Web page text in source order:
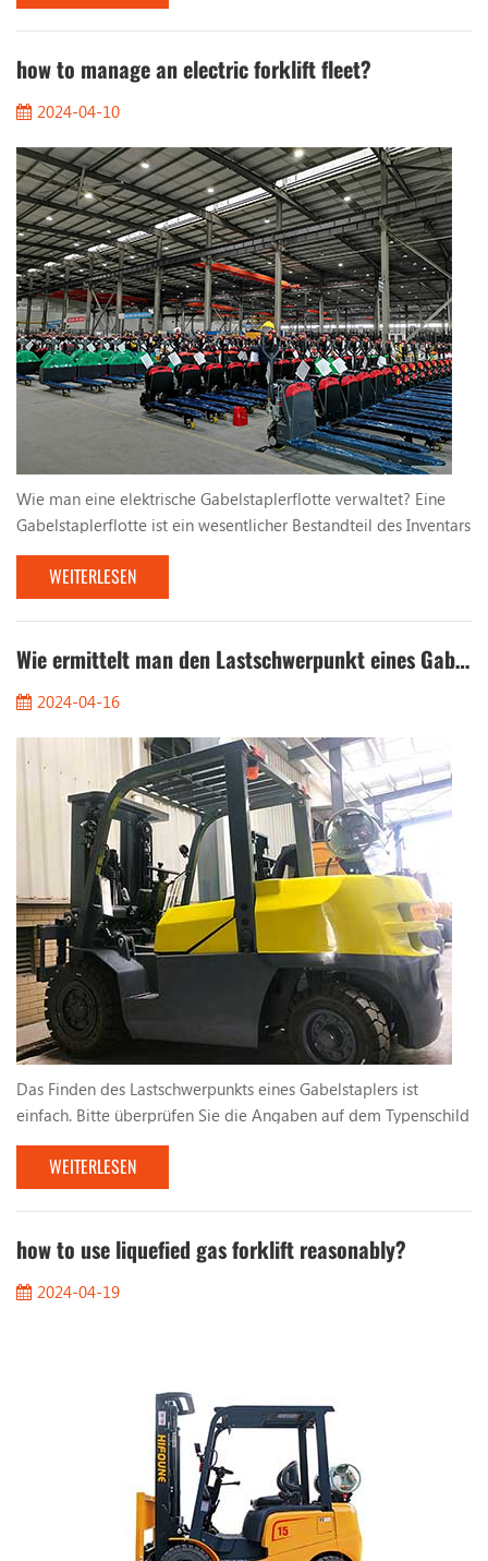
Eigenschaften zu erfüllen und Gegenmaßnahmen zu ergreifen,
um den normalen Betrieb des Gabelstaplers sicherzustellen.
Die spezifischen Maßnahmen sind wie folgt: 1. Zuve...
how to manage an electric forklift fleet?
2024-04-10
Wie man eine elektrische Gabelstaplerflotte verwaltet? Eine
Gabelstaplerflotte ist ein wesentlicher Bestandteil des Inventars
an Vermögenswerten eines Unternehmens, insbesondere
elektrische Gabelstapler. Sie verwenden Blei-Säure-Batterien
oder Lithiumbatterien, die effizienter und umweltfreundlicher
sind als herkömmliche Kraftstoffantriebs-Gabelstapler. Für das
Management ist die Sicherstellung, d...
WEITERLESEN
Wie ermittelt man den Lastschwerpunkt eines Gabelstaplers?
2024-04-16
Das Finden des Lastschwerpunkts eines Gabelstaplers ist
einfach. Bitte überprüfen Sie die Angaben auf dem Typenschild
des Gabelstaplers. Darin erfahren Sie: 1. Abstand vom
Lastschwerpunkt 2. Vertikaler Mast 3. Neigung nach rechts 4.
Höhe Wenn Sie Ladungen, wie zum Beispiel Paletten,
gleichmäßig stapeln, liegt der Mittelpunkt der Ladung in der
Mitte der Ladung. Bei einer Last von 1000 mm liegt der ...
WEITERLESEN
how to use liquefied gas forklift reasonably?
2024-04-19